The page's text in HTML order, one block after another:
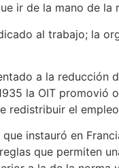
ir de la mano de la
al trabajo; la
a la reducción
la OIT
redistribuir el
instauró en
que permiten